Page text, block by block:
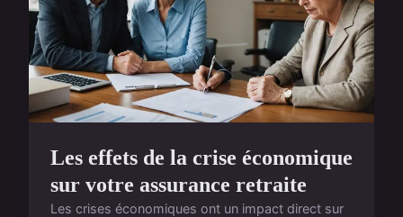
Les effets de la crise économique
sur votre assurance retraite
Les crises économiques ont un impact direct sur